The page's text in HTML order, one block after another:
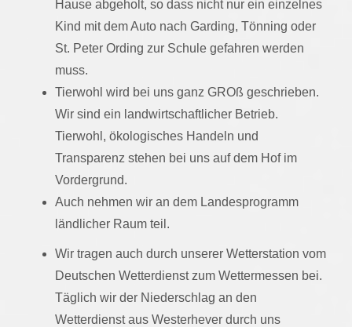
Hause abgeholt, so dass nicht nur ein einzelnes
Kind mit dem Auto nach Garding, Tönning oder
St. Peter Ording zur Schule gefahren werden
muss.
Tierwohl wird bei uns ganz GROß geschrieben.
Wir sind ein landwirtschaftlicher Betrieb.
Tierwohl, ökologisches Handeln und
Transparenz stehen bei uns auf dem Hof im
Vordergrund.
Auch nehmen wir an dem Landesprogramm
ländlicher Raum teil.
Wir tragen auch durch unserer Wetterstation vom
Deutschen Wetterdienst zum Wettermessen bei.
Täglich wir der Niederschlag an den
Wetterdienst aus Westerhever durch uns